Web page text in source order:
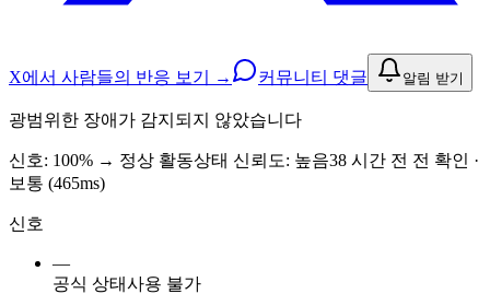
X에서 사람들의 반응 보기 → 커뮤니티 댓글 알림 받기
광범위한 장애가 감지되지 않았습니다
신호: 100% → 정상 활동상태 신뢰도: 높음38 시간 전 전 확인 ·
보통 (465ms)
신호
—
공식 상태사용 불가